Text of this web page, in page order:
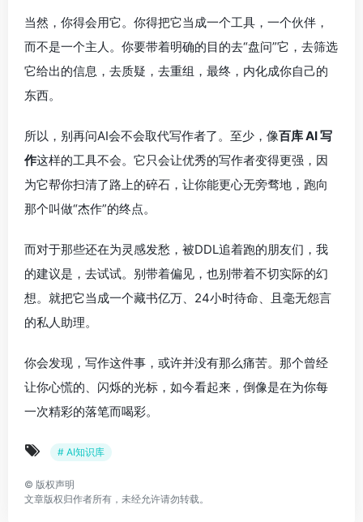
当然，你得会用它。你得把它当成一个工具，一个伙伴，
而不是一个主人。你要带着明确的目的去“盘问”它，去筛选
它给出的信息，去质疑，去重组，最终，内化成你自己的
东西。
所以，别再问AI会不会取代写作者了。至少，像百库 AI 写
作这样的工具不会。它只会让优秀的写作者变得更强，因
为它帮你扫清了路上的碎石，让你能更心无旁骛地，跑向
那个叫做“杰作”的终点。
而对于那些还在为灵感发愁，被DDL追着跑的朋友们，我
的建议是，去试试。别带着偏见，也别带着不切实际的幻
想。就把它当成一个藏书亿万、24小时待命、且毫无怨言
的私人助理。
你会发现，写作这件事，或许并没有那么痛苦。那个曾经
让你心慌的、闪烁的光标，如今看起来，倒像是在为你每
一次精彩的落笔而喝彩。
# AI知识库
© 版权声明
文章版权归作者所有，未经允许请勿转载。